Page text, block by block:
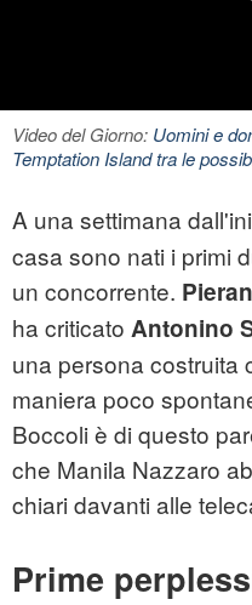
Video del Giorno: Uomini e
Temptation Island tra le
A una settimana
casa sono nati i primi
un concorrente.
ha criticato Antonino
una persona costruita
maniera poco
Boccoli è di questo
che Manila Nazzaro
chiari davanti alle
Prime